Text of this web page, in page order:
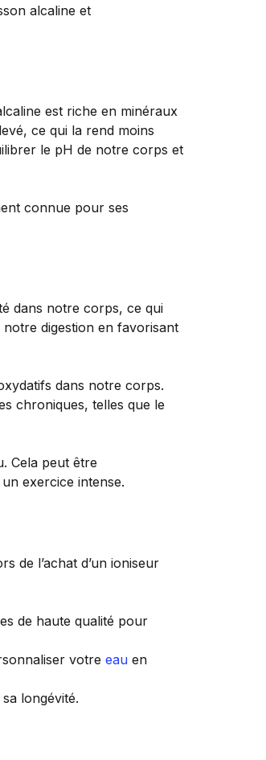
alcaline et
est riche en minéraux
ce qui la rend moins
le pH de notre corps et
connue pour ses
dans notre corps, ce qui
digestion en favorisant
dans notre corps.
chroniques, telles que le
Cela peut être
exercice intense.
de l’achat d’un ioniseur
de haute qualité pour
votre eau en
longévité.